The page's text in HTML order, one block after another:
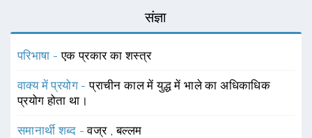
संज्ञा
परिभाषा -एक प्रकार का शस्त्र
वाक्य में प्रयोग -प्राचीन काल में युद्ध में भाले का अधिकाधिक
प्रयोग होता था।
समानार्थी शब्द -वज्र ,बल्लम